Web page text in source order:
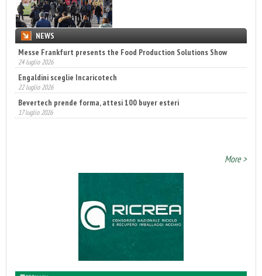
NEWS
Messe Frankfurt presents the Food Production Solutions Show
24 luglio 2026
Engaldini sceglie Incaricotech
22 luglio 2026
Bevertech prende forma, attesi 100 buyer esteri
17 luglio 2026
Fatturato record per l'industria cosmetica in Italia
10 luglio 2026
More >